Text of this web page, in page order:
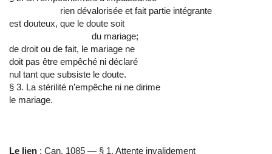
rien dévalorisée et fait partie intégrante
est douteux, que le doute soit
du mariage;
de droit ou de fait, le mariage ne
doit pas être empêché ni déclaré
nul tant que subsiste le doute.
§ 3. La stérilité n’empêche ni ne dirime
le mariage.
Le lien : Can. 1085 — § 1. Attente invalidement